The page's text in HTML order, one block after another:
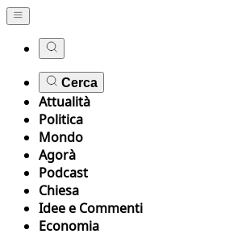
Cerca
Attualità
Politica
Mondo
Agorà
Podcast
Chiesa
Idee e Commenti
Economia